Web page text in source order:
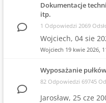
Dokumentacje
itp.
1 Odpowiedzi 2069
Wojciech, 04 sie
Wojciech 19 kwie 2026,
Wyposażanie
82 Odpowiedzi 69745
Jarosław, 25 cze